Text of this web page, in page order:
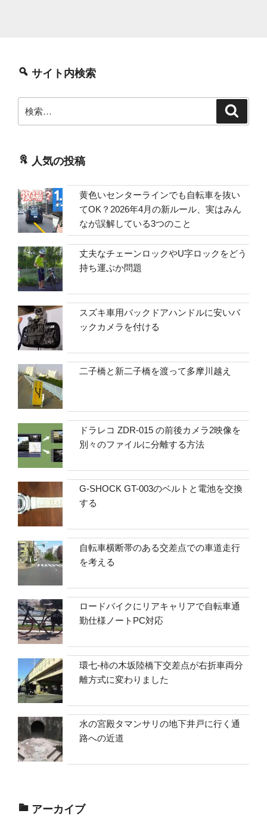
サイト内検索
索:
人気の投稿
黄色いセンターラインでも自転車を抜い
てOK？2026年4月の新ルール、実はみん
なが誤解している3つのこと
丈夫なチェーンロックやU字ロックをどう
持ち運ぶか問題
スズキ車用バックドアハンドルに安いバ
ックカメラを付ける
二子橋と新二子橋を渡って多摩川越え
ドラレコ ZDR-015 の前後カメラ2映像を
別々のファイルに分離する方法
G-SHOCK GT-003のベルトと電池を交換
する
自転車横断帯のある交差点での車道走行
を考える
ロードバイクにリアキャリアで自転車通
勤仕様ノートPC対応
環七-柿の木坂陸橋下交差点が右折車両分
離方式に変わりました
水の宮殿タマンサリの地下井戸に行く通
路への近道
アーカイブ